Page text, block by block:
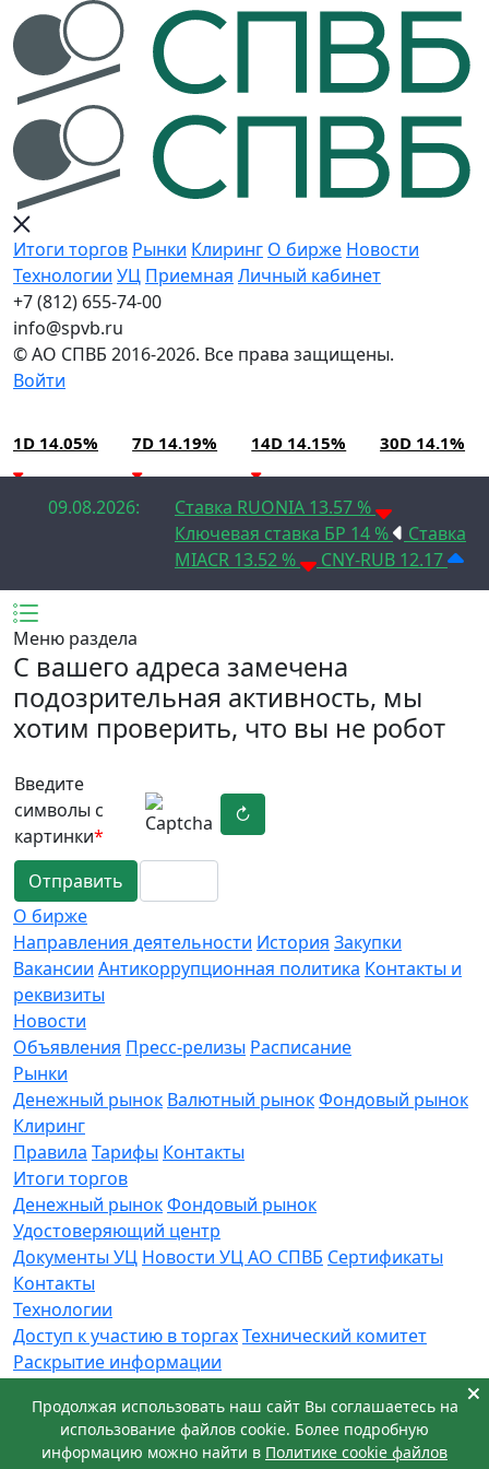
Итоги торгов Рынки Клиринг О бирже Новости
Технологии УЦ Приемная Личный кабинет
+7 (812) 655-74-00
info@spvb.ru
© АО СПВБ 2016-2026. Все права защищены.
Войти
1D 14.05%
7D 14.19% 14D 14.15% 30D 14.1%
09.08.2026:
Ставка RUONIA 13.57 %
Ключевая ставка БР 14 %
Ставка
MIACR 13.52 %
CNY-RUB 12.17
Меню раздела
C вашего адреса замечена
подозрительная активность, мы
хотим проверить, что вы не робот
Введите
символы с
картинки*
↻
Отправить
О бирже
Направления деятельности История Закупки
Вакансии Антикоррупционная политика Контакты и
реквизиты
Новости
Объявления Пресс-релизы Расписание
Рынки
Денежный рынок Валютный рынокФондовый рынок
Клиринг
Правила Тарифы Контакты
Итоги торгов
Денежный рынокФондовый рынок
Удостоверяющий центр
Документы УЦ Новости УЦ АО СПВБ Сертификаты
Контакты
Технологии
Доступ к участию в торгахТехнический комитет
Раскрытие информации
Обращения Заявка в техническую поддержку
© АО СПВБ 2016-2026. Все права защищены.
Продолжая использовать наш сайт Вы соглашаетесь на
использование файлов cookie. Более подробную
информацию можно найти в Политике cookie файлов